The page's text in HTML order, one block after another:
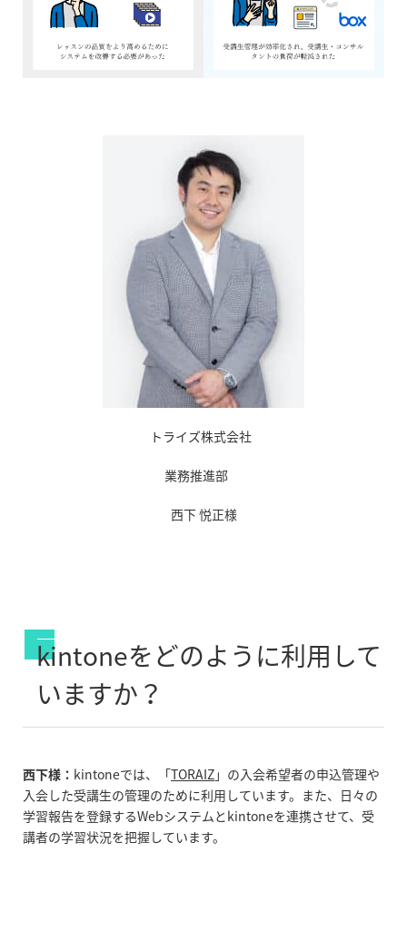
トライズ株式会社
業務推進部
西下 悦正様
kintoneをどのように利用して
いますか？
西下様： kintoneでは、「TORAIZ」の入会希望者の申込管理や
入会した受講生の管理のために利用しています。また、日々の
学習報告を登録するWebシステムとkintoneを連携させて、受
講者の学習状況を把握しています。